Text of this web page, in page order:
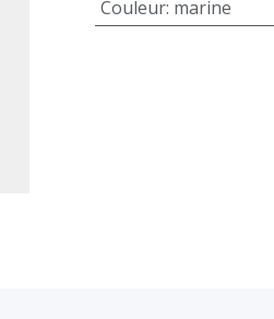
Couleur: marine